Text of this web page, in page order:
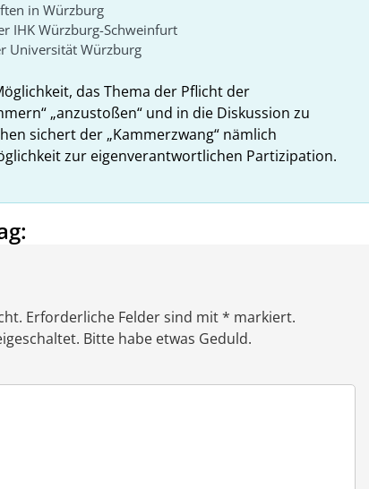
in Würzburg
IHK Würzburg-Schweinfurt
Universität Würzburg
das Thema der Pflicht der
„anzustoßen“ und in die Diskussion zu
sichert der „Kammerzwang“ nämlich
zur eigenverantwortlichen Partizipation.
Erforderliche Felder sind mit * markiert.
Bitte habe etwas Geduld.